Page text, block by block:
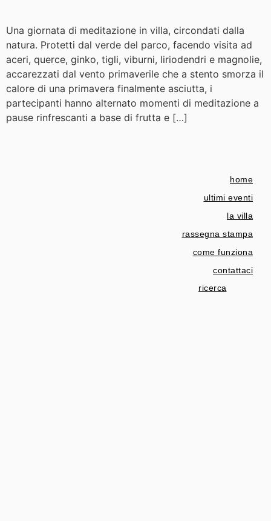
Una giornata di meditazione in villa, circondati dalla
natura. Protetti dal verde del parco, facendo visita ad
aceri, querce, ginko, tigli, viburni, liriodendri e magnolie,
accarezzati dal vento primaverile che a stento smorza il
calore di una primavera finalmente asciutta, i
partecipanti hanno alternato momenti di meditazione a
pause rinfrescanti a base di frutta e […]
home
ultimi eventi
la villa
rassegna stampa
come funziona
contattaci